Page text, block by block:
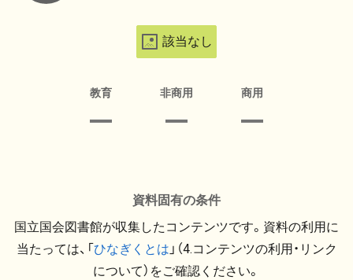
該当なし
教育 非商用 商用
資料固有の条件
国立国会図書館が収集したコンテンツです。資料の利用に
当たっては、「ひなぎくとは 」（4.コンテンツの利用・リンク
について）をご確認ください。